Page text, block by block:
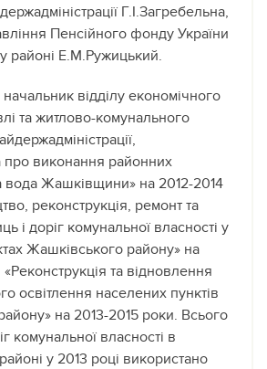
Г.І.Загребельна,
Пенсійного фонду України
районі Е.М.Ружицький.
відділу економічного
та житлово-комунального
виконання районних
вода Жашківщини» на 2012-2014
реконструкція, ремонт та
і доріг комунальної власності у
Жашківського району» на
та відновлення
освітлення населених пунктів
на 2013-2015 роки. Всього
комунальної власності в
у 2013 році використано